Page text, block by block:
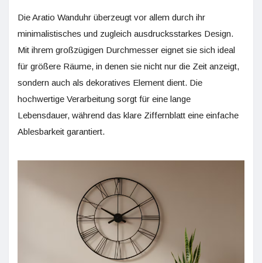
Die Aratio Wanduhr überzeugt vor allem durch ihr
minimalistisches und zugleich ausdrucksstarkes Design.
Mit ihrem großzügigen Durchmesser eignet sie sich ideal
für größere Räume, in denen sie nicht nur die Zeit anzeigt,
sondern auch als dekoratives Element dient. Die
hochwertige Verarbeitung sorgt für eine lange
Lebensdauer, während das klare Ziffernblatt eine einfache
Ablesbarkeit garantiert.